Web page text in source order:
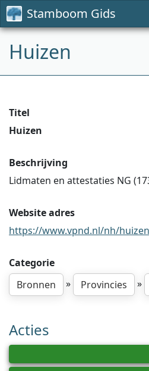
Stamboom Gids
Huizen
Titel
Huizen
Beschrijving
Lidmaten en attestaties NG
Website adres
https://www.vpnd.nl/nh/
Categorie
Bronnen
» Provincies »
Acties